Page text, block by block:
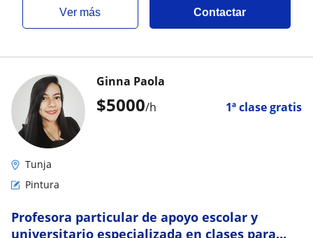
ver más Contactar
$5000/h 1ª clase gratis
Ginna Paola
Tunja
Pintura
Profesora particular de apoyo escolar y
universitario especializada en clases para